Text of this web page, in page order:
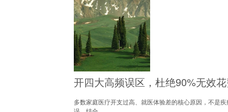
开四大高频误区，杜绝90%无效
多数家庭医疗开支过高、就医体验差的核心原因，不是